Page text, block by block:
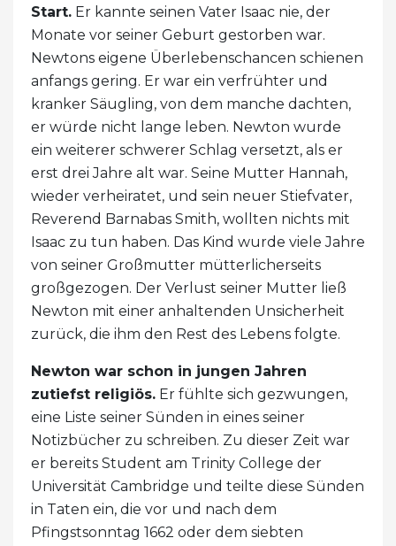
Start. Er kannte seinen Vater Isaac nie, der
Monate vor seiner Geburt gestorben war.
Newtons eigene Überlebenschancen schienen
anfangs gering. Er war ein verfrühter und
kranker Säugling, von dem manche dachten,
er würde nicht lange leben. Newton wurde
ein weiterer schwerer Schlag versetzt, als er
erst drei Jahre alt war. Seine Mutter Hannah,
wieder verheiratet, und sein neuer Stiefvater,
Reverend Barnabas Smith, wollten nichts mit
Isaac zu tun haben. Das Kind wurde viele Jahre
von seiner Großmutter mütterlicherseits
großgezogen. Der Verlust seiner Mutter ließ
Newton mit einer anhaltenden Unsicherheit
zurück, die ihm den Rest des Lebens folgte.
Newton war schon in jungen Jahren
zutiefst religiös. Er fühlte sich gezwungen,
eine Liste seiner Sünden in eines seiner
Notizbücher zu schreiben. Zu dieser Zeit war
er bereits Student am Trinity College der
Universität Cambridge und teilte diese Sünden
in Taten ein, die vor und nach dem
Pfingstsonntag 1662 oder dem siebten